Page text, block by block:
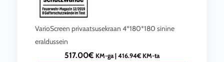
VarioScreen privaatsusekraan 4*180*180 sinine
eraldussein
517.00€ KM-ga | 416.94€ KM-ta